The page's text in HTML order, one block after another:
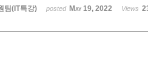
팀(IT특강) posted May 19, 2022 Views